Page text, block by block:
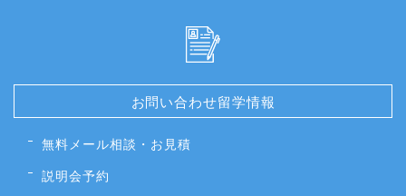
お問い合わせ留学情報
無料メール相談・お見積
説明会予約